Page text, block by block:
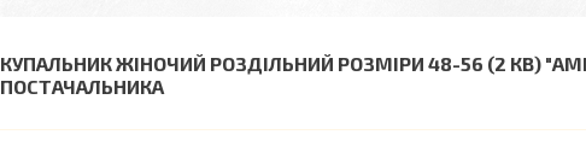
КУПАЛЬНИК ЖІНОЧИЙ РОЗДІЛЬНИЙ РОЗМІРИ 48-56 (2 КВ)
ПОСТАЧАЛЬНИКА